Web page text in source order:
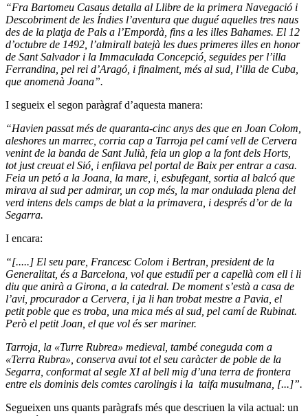
“Fra Bartomeu Casaus detalla al Llibre de la primera Navegació i
Descobriment de les Índies l’aventura que dugué aquelles tres naus
des de la platja de Pals a l’Empordà, fins a les illes Bahames. El 12
d’octubre de 1492, l’almirall batejà les dues primeres illes en honor
de Sant Salvador i la Immaculada Concepció, seguides per l’illa
Ferrandina, pel rei d’Aragó, i finalment, més al sud, l’illa de Cuba,
que anomenà Joana”.
I segueix el segon paràgraf d’aquesta manera:
“Havien passat més de quaranta-cinc anys des que en Joan Colom,
aleshores un marrec, corria cap a Tarroja pel camí vell de Cervera
venint de la banda de Sant Julià, feia un glop a la font dels Horts,
tot just creuat el Sió, i enfilava pel portal de Baix per entrar a casa.
Feia un petó a la Joana, la mare, i, esbufegant, sortia al balcó que
mirava al sud per admirar, un cop més, la mar ondulada plena del
verd intens dels camps de blat a la primavera, i després d’or de la
Segarra.
I encara:
“[.....] El seu pare, Francesc Colom i Bertran, president de la
Generalitat, és a Barcelona, vol que estudiï per a capellà com ell i li
diu que anirà a Girona, a la catedral. De moment s’està a casa de
l’avi, procurador a Cervera, i ja li han trobat mestre a Pavia, el
petit poble que es troba, una mica més al sud, pel camí de Rubinat.
Però el petit Joan, el que vol és ser mariner.
Tarroja, la «Turre Rubrea» medieval, també coneguda com a
«Terra Rubra» , conserva avui tot el seu caràcter de poble de la
Segarra, conformat al segle XI al bell mig d’una terra de frontera
entre els dominis dels comtes carolingis i la taifa musulmana, [...]”.
Segueixen uns quants paràgrafs més que descriuen la vila actual: un